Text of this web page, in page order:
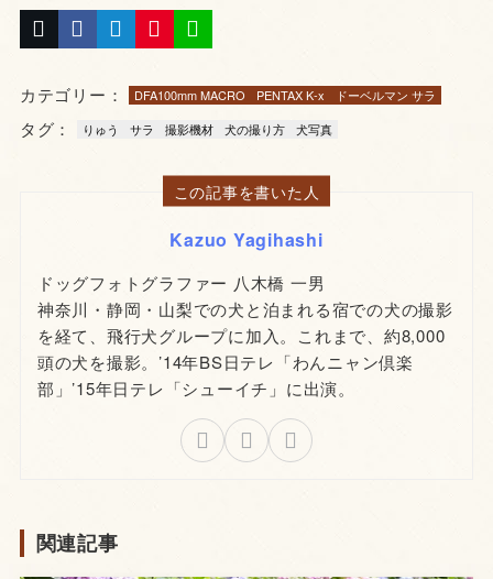
カテゴリー： DFA100mm MACRO PENTAX K-x ドーベルマン サラ
タグ： りゅう サラ 撮影機材 犬の撮り方 犬写真
この記事を書いた人
Kazuo Yagihashi
ドッグフォトグラファー 八木橋 一男
神奈川・静岡・山梨での犬と泊まれる宿での犬の撮影
を経て、飛行犬グループに加入。これまで、約8,000
頭の犬を撮影。’14年BS日テレ「わんニャン倶楽
部」’15年日テレ「シューイチ」に出演。
関連記事